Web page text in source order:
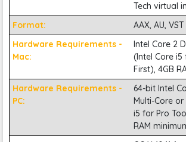
phải lo về các lý thuyết phiền phức. Chế
Smart Chord cho phép bạn chơi các giọng
hoặc âm sắc nâng cao, trong khi chế độ
các nốt không chính xác
Tech virtual
Format:
AAX, AU, VST
Hardware Requirements -
Mac:
Intel Core 2
(Intel Core i5
First), 4GB
Hardware Requirements -
PC:
64-bit Intel
Multi-Core
i5 for Pro
RAM